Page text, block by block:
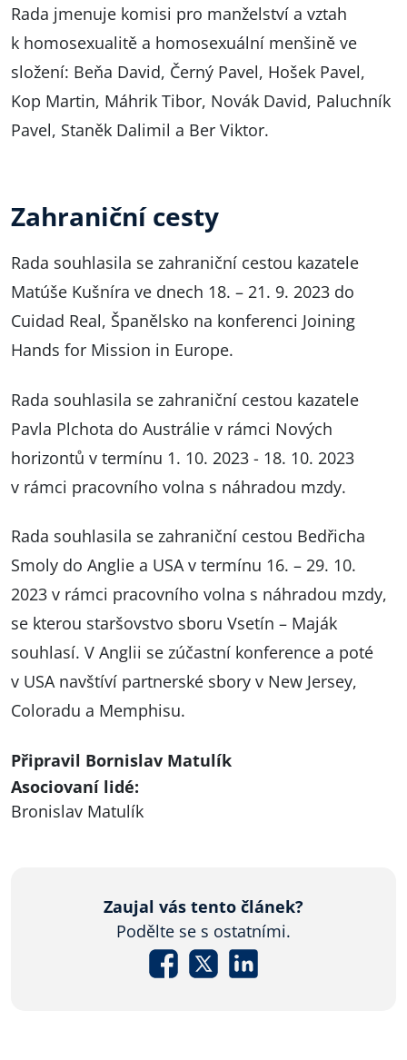
Rada jmenuje komisi pro manželství a vztah
k homosexualitě a homosexuální menšině ve
složení: Beňa David, Černý Pavel, Hošek Pavel,
Kop Martin, Máhrik Tibor, Novák David, Paluchník
Pavel, Staněk Dalimil a Ber Viktor.
Zahraniční cesty
Rada souhlasila se zahraniční cestou kazatele
Matúše Kušníra ve dnech 18. – 21. 9. 2023 do
Cuidad Real, Španělsko na konferenci Joining
Hands for Mission in Europe.
Rada souhlasila se zahraniční cestou kazatele
Pavla Plchota do Austrálie v rámci Nových
horizontů v termínu 1. 10. 2023 - 18. 10. 2023
v rámci pracovního volna s náhradou mzdy.
Rada souhlasila se zahraniční cestou Bedřicha
Smoly do Anglie a USA v termínu 16. – 29. 10.
2023 v rámci pracovního volna s náhradou mzdy,
se kterou staršovstvo sboru Vsetín – Maják
souhlasí. V Anglii se zúčastní konference a poté
v USA navštíví partnerské sbory v New Jersey,
Coloradu a Memphisu.
Připravil Bornislav Matulík
Asociovaní lidé:
Bronislav Matulík
Zaujal vás tento článek?
Podělte se s ostatními.